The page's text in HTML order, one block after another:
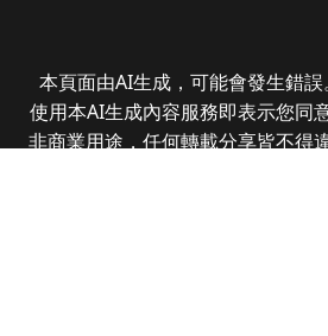
本頁面由AI生成，可能會發生錯誤
使用本AI生成內容服務即表示您同
非商業用途，任何轉載分享皆不得